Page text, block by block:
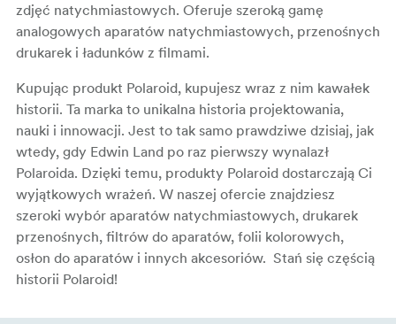
zdjęć natychmiastowych. Oferuje szeroką gamę
analogowych aparatów natychmiastowych, przenośnych
drukarek i ładunków z filmami.
Kupując produkt Polaroid, kupujesz wraz z nim kawałek
historii. Ta marka to unikalna historia projektowania,
nauki i innowacji. Jest to tak samo prawdziwe dzisiaj, jak
wtedy, gdy Edwin Land po raz pierwszy wynalazł
Polaroida. Dzięki temu, produkty Polaroid dostarczają Ci
wyjątkowych wrażeń. W naszej ofercie znajdziesz
szeroki wybór aparatów natychmiastowych, drukarek
przenośnych, filtrów do aparatów, folii kolorowych,
osłon do aparatów i innych akcesoriów. Stań się częścią
historii Polaroid!